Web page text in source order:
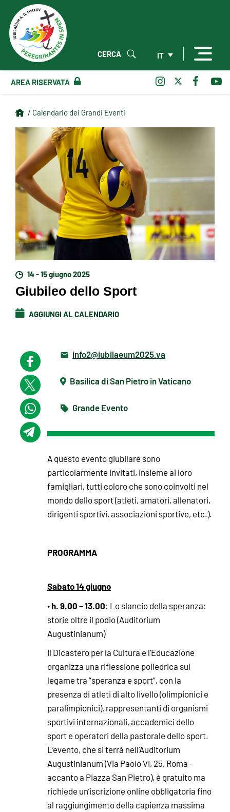
IT
CERCA
AREA RISERVATA
/ Calendario dei Grandi Eventi
14 - 15 giugno 2025
Giubileo dello Sport
AGGIUNGI AL CALENDARIO
info2@iubilaeum2025.va
Basilica di San Pietro in Vaticano
Grande Evento
A questo evento giubilare sono
particolarmente invitati, insieme ai loro
famigliari, tutti coloro che sono coinvolti nel
mondo dello sport (atleti, amatori, allenatori,
dirigenti sportivi, associazioni sportive, etc.).
PROGRAMMA
Sabato 14 giugno
•h. 9.00 – 13.00: Lo slancio della speranza:
storie oltre il podio (Auditorium
Augustinianum)
Il Dicastero per la Cultura e l’Educazione
organizza una riflessione poliedrica sul
legame tra “speranza e sport”, con la
presenza di atleti di alto livello (olimpionici e
paralimpionici), rappresentanti di organismi
sportivi internazionali, accademici dello
sport e operatori della pastorale dello sport.
L’evento, che si terrà nell’Auditorium
Augustinianum (Via Paolo VI, 25, Roma –
accanto a Piazza San Pietro), è gratuito ma
richiede un’iscrizione online obbligatoria fino
al raggiungimento della capienza massima